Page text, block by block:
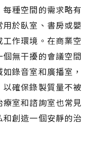
種空間的需求略有
於臥室、書房或嬰
作環境。在商業空
無干擾的會議空間
錄音室和廣播室，
確保錄製質量不被
室和諮詢室也常見
創造一個安靜的治